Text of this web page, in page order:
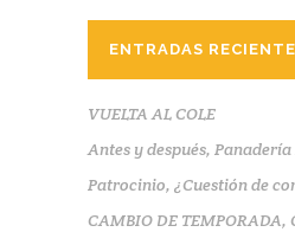
ENTRADAS
VUELTA AL COLE
Antes y después, Panadería
Patrocinio, ¿Cuestión de
CAMBIO DE TEMPORADA,